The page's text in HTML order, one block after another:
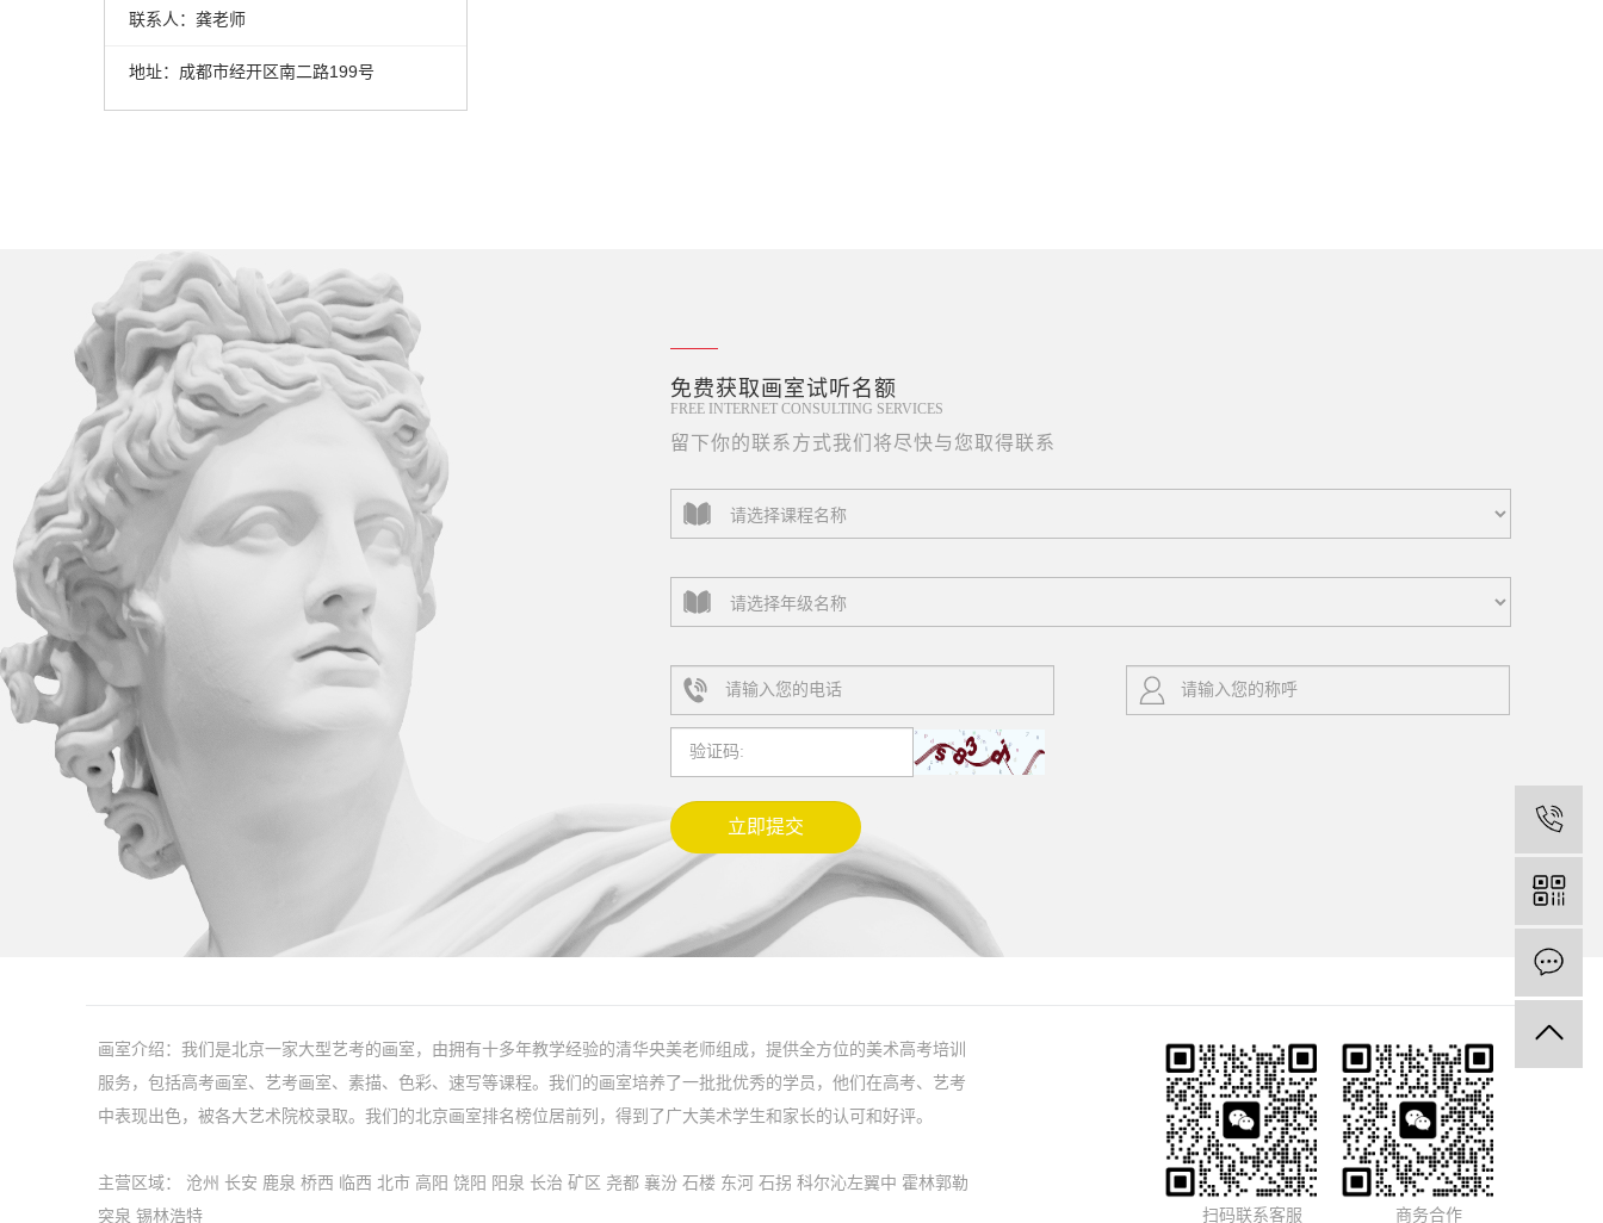
联系人：龚老师
地址：成都市经开区南二路199号
免费获取画室试听名额
FREE INTERNET CONSULTING SERVICES
留下你的联系方式我们将尽快与您取得联系
画室介绍：我们是北京一家大型艺考的画室，由拥有十多年教学经验的清华央美老师组成，提供全方位的美术高考培训
服务，包括高考画室、艺考画室、素描、色彩、速写等课程。我们的画室培养了一批批优秀的学员，他们在高考、艺考
中表现出色，被各大艺术院校录取。我们的北京画室排名榜位居前列，得到了广大美术学生和家长的认可和好评。
主营区域： 沧州 长安 鹿泉 桥西 临西 北市 高阳 饶阳 阳泉 长治 矿区 尧都 襄汾 石楼 东河 石拐 科尔沁左翼中 霍林郭勒
突泉 锡林浩特 扫码联系客服 商务合作